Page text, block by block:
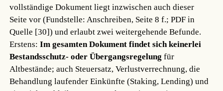
vollständige Dokument liegt inzwischen auch dieser
Seite vor (Fundstelle: Anschreiben, Seite 8 f.; PDF in
Quelle [30]) und erlaubt zwei weitergehende Befunde.
Erstens:Im gesamten Dokument findet sich keinerlei
Bestandsschutz- oder Übergangsregelung für
Altbestände; auch Steuersatz, Verlustverrechnung, die
Behandlung laufender Einkünfte (Staking, Lending) und